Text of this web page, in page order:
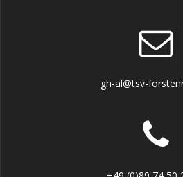
gh-al@tsv-